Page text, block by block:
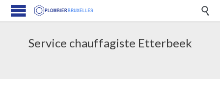

Service chauffagiste Etterbeek